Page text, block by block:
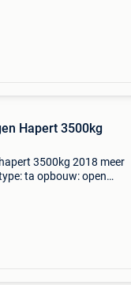
Hapert 3500kg
3500kg 2018 meer
ta opbouw: open